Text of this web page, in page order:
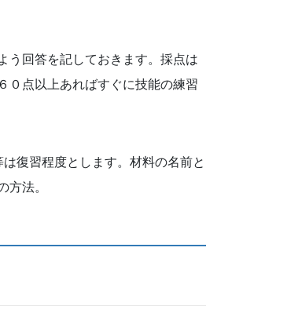
う回答を記しておきます。採点は
０点以上あればすぐに技能の練習
復習程度とします。材料の名前と
方法。